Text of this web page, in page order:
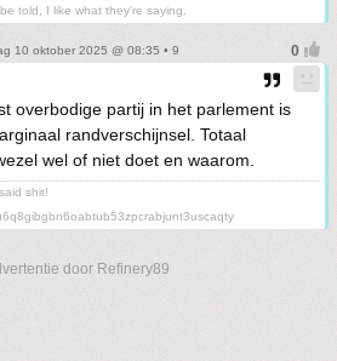
told, I like what they're saying.
10 oktober 2025 @ 08:35 • 9
overbodige partij in het parlement is
randverschijnsel. Totaal
wel of niet doet en waarom.
shit!
door Refinery89